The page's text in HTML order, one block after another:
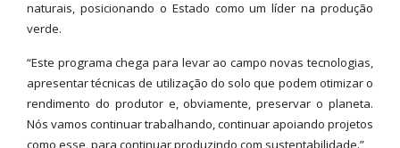
naturais, posicionando o Estado como um líder na produção
verde.
“Este programa chega para levar ao campo novas tecnologias,
apresentar técnicas de utilização do solo que podem otimizar o
rendimento do produtor e, obviamente, preservar o planeta.
Nós vamos continuar trabalhando, continuar apoiando projetos
como esse, para continuar produzindo com sustentabilidade.”